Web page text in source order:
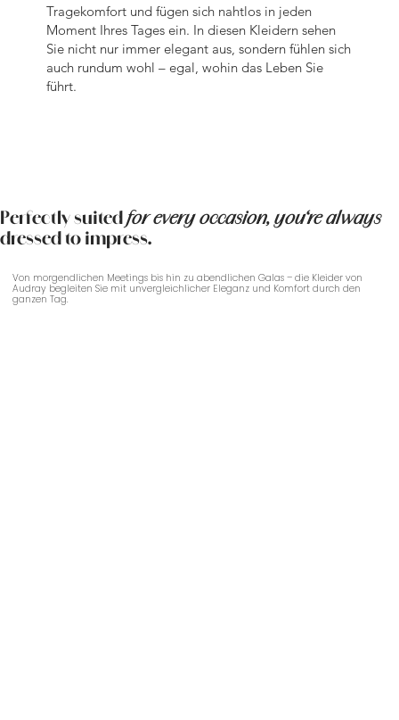
Tragekomfort und fügen sich nahtlos in jeden
Moment Ihres Tages ein. In diesen Kleidern sehen
Sie nicht nur immer elegant aus, sondern fühlen sich
auch rundum wohl – egal, wohin das Leben Sie
führt.
Perfectly suitedfor every occasion, you‘re always
dressed to impress.
Von morgendlichen Meetings bis hin zu abendlichen Galas – die Kleider von
Audray begleiten Sie mit unvergleichlicher Eleganz und Komfort durch den
ganzen Tag.